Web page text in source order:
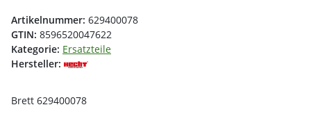
Artikelnummer: 629400078
GTIN: 8596520047622
Kategorie: Ersatzteile
Hersteller:
Brett 629400078